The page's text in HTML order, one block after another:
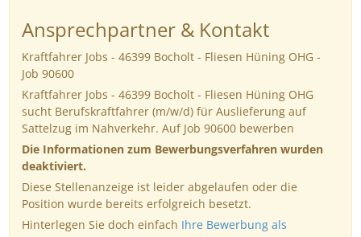
Ansprechpartner & Kontakt
Kraftfahrer Jobs - 46399 Bocholt - Fliesen Hüning OHG -
Job 90600
Kraftfahrer Jobs - 46399 Bocholt - Fliesen Hüning OHG
sucht Berufskraftfahrer (m/w/d) für Auslieferung auf
Sattelzug im Nahverkehr. Auf Job 90600 bewerben
Die Informationen zum Bewerbungsverfahren wurden
deaktiviert.
Diese Stellenanzeige ist leider abgelaufen oder die
Position wurde bereits erfolgreich besetzt.
Hinterlegen Sie doch einfach Ihre Bewerbung als